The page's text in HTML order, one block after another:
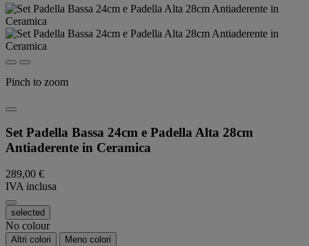
Pinch to zoom
Set Padella Bassa 24cm e Padella Alta 28cm
Antiaderente in Ceramica
289,00 €
IVA inclusa
selected
No colour
Altri colori Meno colori